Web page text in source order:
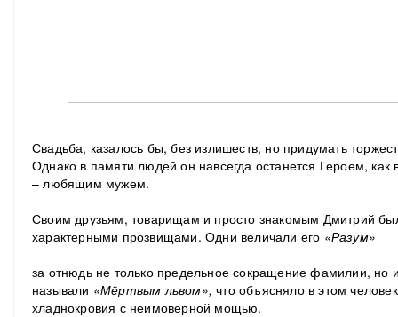
Свадьба, казалось бы, без излишеств, но придумать
Однако в памяти людей он навсегда останется Героем, как
– любящим мужем.
Своим друзьям, товарищам и просто знакомым Дмитрий
характерными прозвищами. Одни величали его «Разум»
за отнюдь не только предельное сокращение фамилии, но
называли «Мёртвым львом»,что объясняло в этом
хладнокровия с неимоверной мощью.